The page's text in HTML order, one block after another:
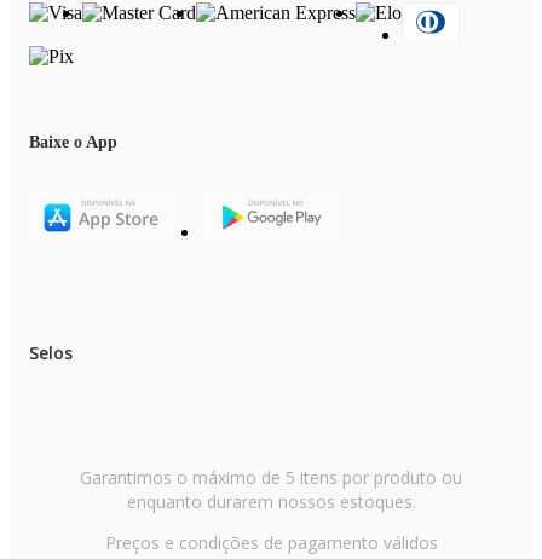
Baixe o App
Selos
Garantimos o máximo de 5 itens por produto ou
enquanto durarem nossos estoques.
Preços e condições de pagamento válidos